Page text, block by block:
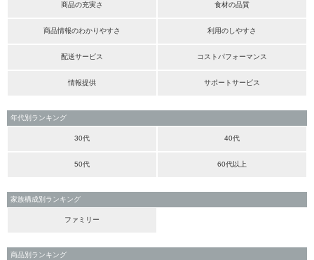
商品の充実さ 食材の品質
商品情報のわかりやすさ 利用のしやすさ
配送サービス コストパフォーマンス
情報提供 サポートサービス
年代別ランキング
30代 40代
50代 60代以上
家族構成別ランキング
ファミリー
商品別ランキング